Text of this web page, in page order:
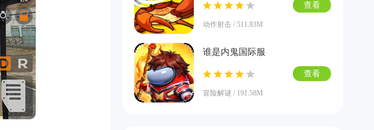
动作射击 / 511.83M
查看
谁是内鬼国际服
冒险解谜 / 191.58M
查看